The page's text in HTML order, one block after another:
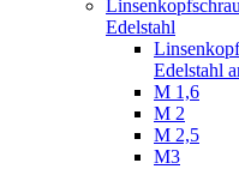
Edelstahl
Edelstahl
M 1,6
M 2
M 2,5
M3